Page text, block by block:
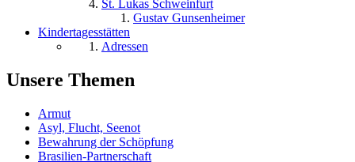
St. Lukas Schweinfurt
Gustav Gunsenheimer
Kindertagesstätten
Adressen
Unsere Themen
Armut
Asyl, Flucht, Seenot
Bewahrung der Schöpfung
Brasilien-Partnerschaft